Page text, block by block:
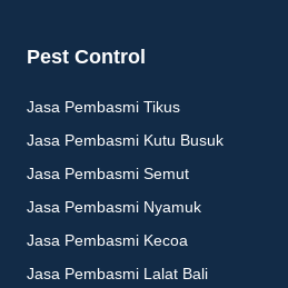
Pest Control
Jasa Pembasmi Tikus
Jasa Pembasmi Kutu Busuk
Jasa Pembasmi Semut
Jasa Pembasmi Nyamuk
Jasa Pembasmi Kecoa
Jasa Pembasmi Lalat Bali